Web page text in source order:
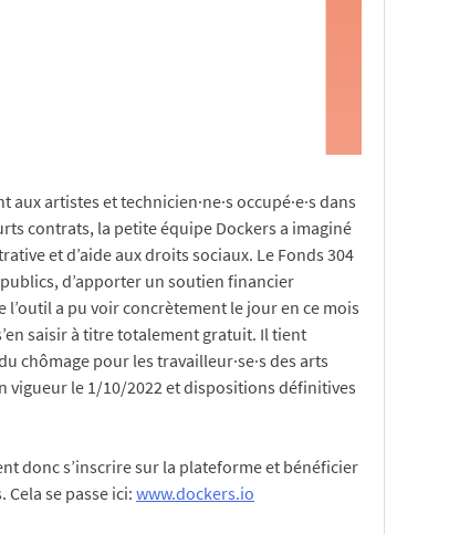
artistes et technicien·ne·s occupé·e·s dans
contrats, la petite équipe Dockers a imaginé
et d’aide aux droits sociaux. Le Fonds 304
d’apporter un soutien financier
l’outil a pu voir concrètement le jour en ce mois
saisir à titre totalement gratuit. Il tient
chômage pour les travailleur·se·s des arts
vigueur le 1/10/2022 et dispositions définitives
donc s’inscrire sur la plateforme et bénéficier
se passe ici: www.dockers.io